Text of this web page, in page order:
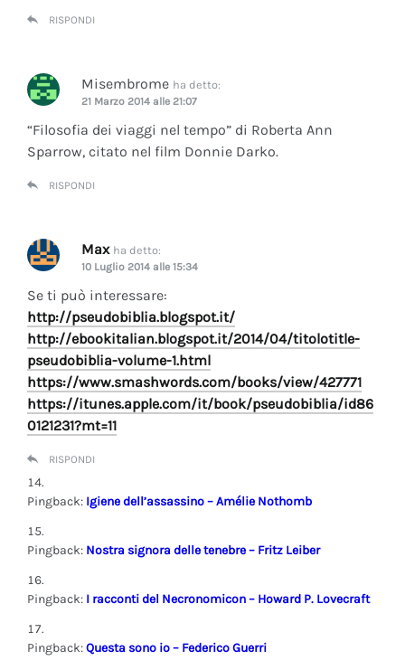
RISPONDI
Misembrome ha detto:
21 Marzo 2014 alle 21:07
“Filosofia dei viaggi nel tempo” di Roberta Ann
Sparrow, citato nel film Donnie Darko.
RISPONDI
Max ha detto:
10 Luglio 2014 alle 15:34
Se ti può interessare:
http://pseudobiblia.blogspot.it/
http://ebookitalian.blogspot.it/2014/04/titolotitle-
pseudobiblia-volume-1.html
https://www.smashwords.com/books/view/427771
https://itunes.apple.com/it/book/pseudobiblia/id86
0121231?mt=11
RISPONDI
Pingback: Igiene dell’assassino – Amélie Nothomb
Pingback: Nostra signora delle tenebre – Fritz Leiber
Pingback: I racconti del Necronomicon – Howard P. Lovecraft
Pingback:Questa sono io – Federico Guerri